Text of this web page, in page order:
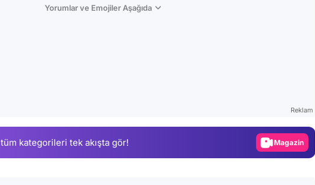
Yorumlar ve Emojiler Aşağıda
Reklam
tüm kategorileri tek akışta gör! Magazin
Video